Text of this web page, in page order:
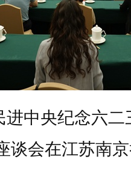
进中央纪念六
谈会在江苏南